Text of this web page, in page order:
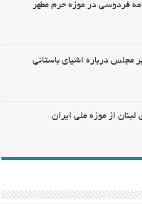
فردوسی در موزه حرم مطهر
مجلس درباره اشیای باستانی
از موزه ملی ایران